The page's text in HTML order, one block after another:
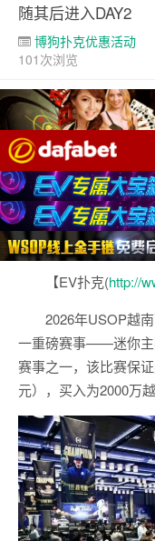
随其后进入DAY2
博狗扑克优惠活动
101次浏览
【EV扑克(http://
2026年USOP越
一重磅赛事——迷你主
赛事之一，该比赛保
元），买入为2000万越